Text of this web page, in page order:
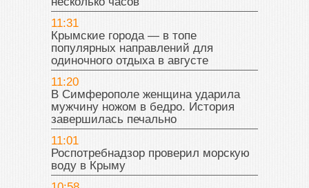
11:31
Крымские города — в топе
популярных направлений для
одиночного отдыха в августе
11:20
В Симферополе женщина ударила
мужчину ножом в бедро. История
завершилась печально
11:01
Роспотребнадзор проверил морскую
воду в Крыму